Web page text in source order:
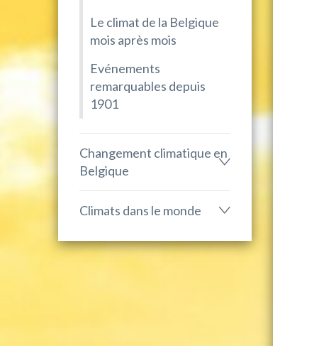
Le climat de la Belgique
mois après mois
Evénements
remarquables depuis
1901
Changement climatique en
Belgique
Climats dans le monde